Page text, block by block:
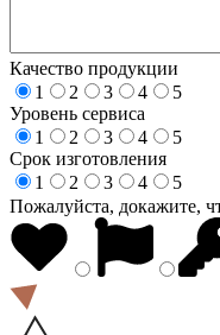
Качество продукции
1
2 3 4
5
Уровень сервиса
1
2 3 4
5
Срок изготовления
1
2 3 4
5
Пожалуйста, докажите,